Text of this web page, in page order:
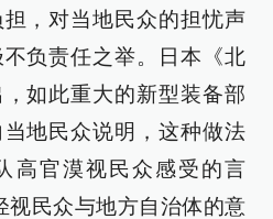
，对当地民众的担忧声
负责任之举。日本《北
如此重大的新型装备部
地民众说明，这种做法
高官漠视民众感受的言
视民众与地方自治体的意